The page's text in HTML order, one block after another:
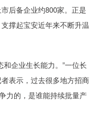
后备企业约800家。正是
撑起宝安近年来不断升温
企业生长能力。”一位长
表示，过去很多地方招商
力的，是谁能持续批量产